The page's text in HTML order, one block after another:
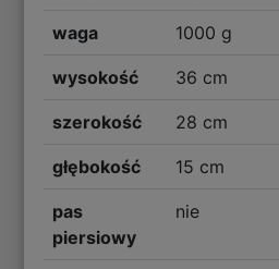
waga 1000 g
wysokość 36 cm
szerokość 28 cm
głębokość 15 cm
pas
piersiowy
nie